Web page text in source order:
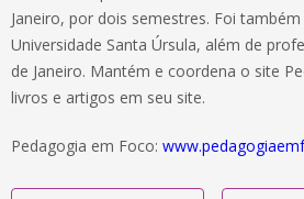
Janeiro, por dois semestres. Foi
Universidade Santa Úrsula, além de
de Janeiro. Mantém e coordena o site
livros e artigos em seu site.
Pedagogia em Foco: